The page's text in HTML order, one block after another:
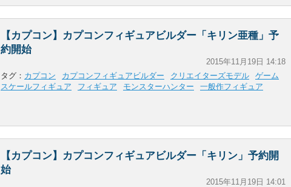
【カプコン】カプコンフィギュアビルダー「キリン亜種」予
約開始
2015年11月19日 14:18
タグ： カプコン カプコンフィギュアビルダー クリエイターズモデル
ゲーム
スケールフィギュア
フィギュア モンスターハンター 一般作フィギュア
【カプコン】カプコンフィギュアビルダー「キリン」予約開
始
2015年11月19日 14:01